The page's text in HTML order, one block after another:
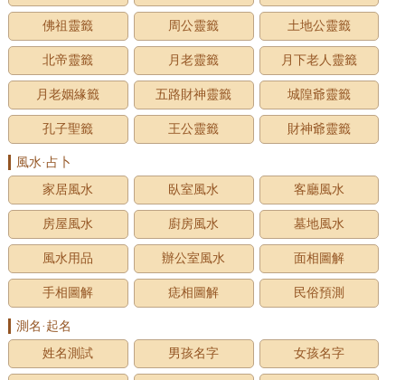
佛祖靈籤 周公靈籤 土地公靈籤
北帝靈籤 月老靈籤 月下老人靈籤
月老姻緣籤 五路財神靈籤 城隍爺靈籤
孔子聖籤 王公靈籤 財神爺靈籤
風水·占卜
家居風水
臥室風水 客廳風水
房屋風水 廚房風水 墓地風水
風水用品 辦公室風水 面相圖解
手相圖解 痣相圖解 民俗預測
測名·起名
姓名測試
男孩名字 女孩名字